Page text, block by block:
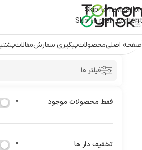
Skip to navigation
Skip to main content
صفحه اصلیمحصولاتپیگیری سفارشمقالات
فیلتر ها
فقط محصولات موجود
تخفیف دار ها